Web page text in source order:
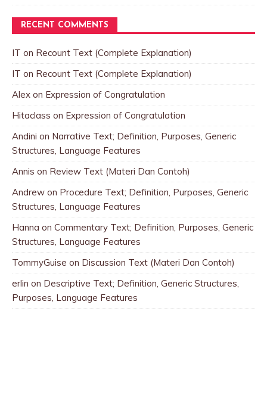
RECENT COMMENTS
IT on Recount Text (Complete Explanation)
IT on Recount Text (Complete Explanation)
Alex on Expression of Congratulation
Hitaclass on Expression of Congratulation
Andini on Narrative Text; Definition, Purposes, Generic
Structures, Language Features
Annis on Review Text (Materi Dan Contoh)
Andrew on Procedure Text; Definition, Purposes, Generic
Structures, Language Features
Hanna on Commentary Text; Definition, Purposes, Generic
Structures, Language Features
TommyGuise on Discussion Text (Materi Dan Contoh)
erlin on Descriptive Text; Definition, Generic Structures,
Purposes, Language Features